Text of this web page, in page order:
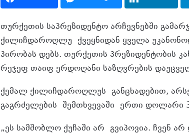
თურქეთის საპრეზიდენტო არჩევნებში
ქილიჩდაროღლუ ქვეყნიდან ყველა
პირობას დებს. თურქეთის პრეზიდენტობის
რეჯეფ თაიფ ერდოღანი საზღვრების
ქემალ ქილიჩდაროღლუს განცხადებით,
გაგრძელების შემთხვევაში ერთი დოლარი
„ეს სამშობლო ქუჩაში არ გვიპოვია. ჩვენ